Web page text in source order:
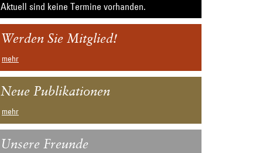
Aktuell sind keine Termine vorhanden.
Werden Sie Mitglied!
mehr
Neue Publikationen
mehr
Unsere Freunde